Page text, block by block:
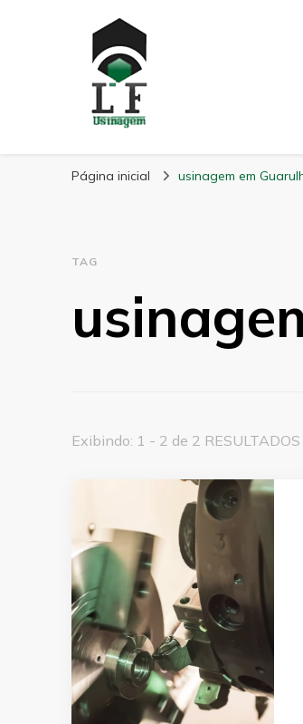
LF
Página inicial usinagem em
TAG
Exibindo: 1 - 2 de 2 RESULTADOS